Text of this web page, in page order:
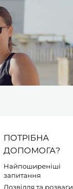
ПОТРІБНА
ДОПОМОГА?
Найпоширеніші
запитання
Дозвілля та розваги